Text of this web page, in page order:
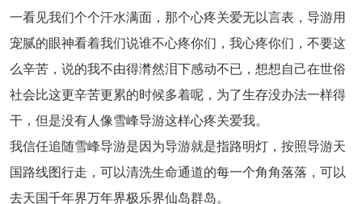
一看见我们个个汗水满面，那个心疼关爱无以言表，导游用
宠腻的眼神看着我们说谁不心疼你们，我心疼你们，不要这
么辛苦，说的我不由得潸然泪下感动不已，想想自己在世俗
社会比这更辛苦更累的时候多着呢，为了生存没办法一样得
干，但是没有人像雪峰导游这样心疼关爱我。
我信任追随雪峰导游是因为导游就是指路明灯，按照导游天
国路线图行走，可以清洗生命通道的每一个角角落落，可以
去天国千年界万年界极乐界仙岛群岛。